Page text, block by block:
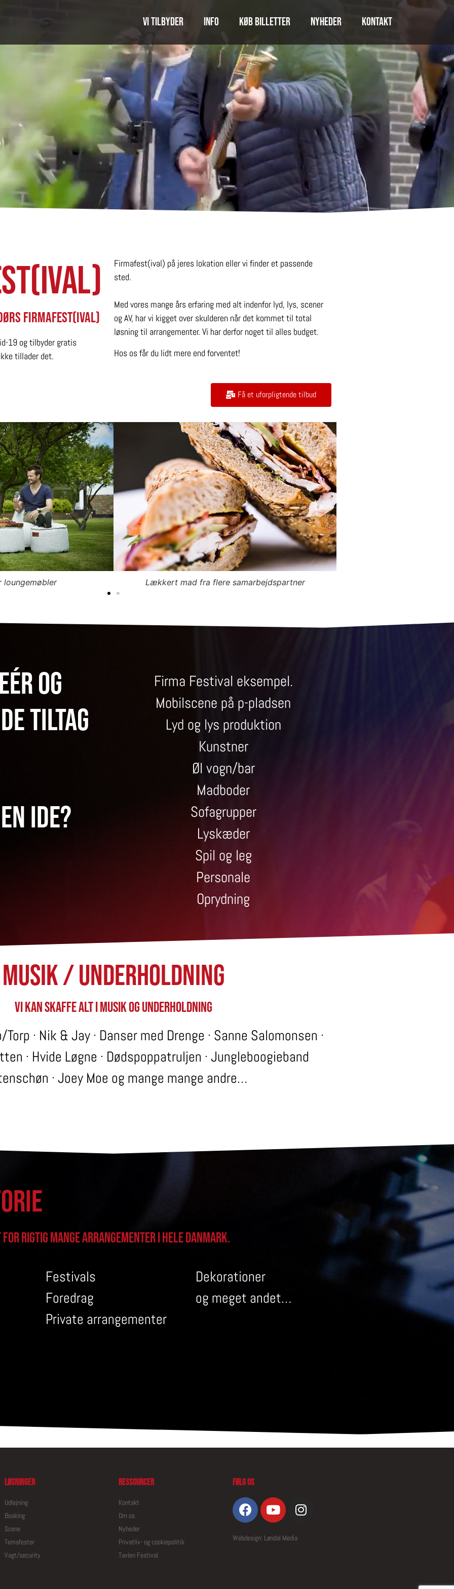
Vi tilbyder Info Køb billetter Nyheder Kontakt
firmafest(ival)
19 og tilbyder gratis
tillader det.
Firmafest(ival) på jeres lokation eller vi finder et passende
sted.
Med vores mange års erfaring med alt indenfor lyd, lys, scener
og AV, har vi kigget over skulderen når det kommet til total
løsning til arrangementer. Vi har derfor noget til alles budget.
Hos os får du lidt mere end forventet!
Få et uforpligtende tilbud
loungemøbler Lækkert mad fra flere samarbejdspartner
og
tiltag
ide?
Firma Festival eksempel.
Mobilscene på p-pladsen
Lyd og lys produktion
Kunstner
Øl vogn/bar
Madboder
Sofagrupper
Lyskæder
Spil og leg
Personale
Oprydning
Musik / Underholdning
Vi kan skaffe alt i musik og underholdning
Torp · Nik & Jay · Danser med Drenge · Sanne Salomonsen ·
· Hvide Løgne · Dødspoppatruljen · Jungleboogieband
· Joey Moe og mange mange andre…
for rigtig mange arrangementer i hele Danmark.
Festivals
Foredrag
Private arrangementer
Dekorationer
og meget andet…
Løsninger
Udlejning
Booking
Scene
Temafester
Vagt/security
Ressourcer
Kontakt
Om os
Nyheder
Privatliv- og cookiepolitik
Tavlen Festival
Følg os
Webdesign: Løndal Media